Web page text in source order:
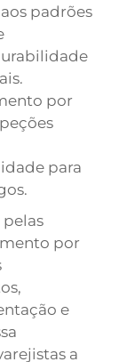
padrões
por
para
por
e
a